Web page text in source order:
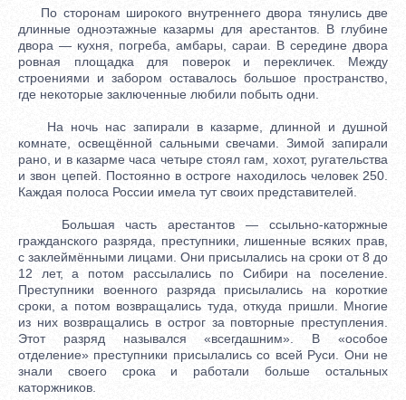
По сторонам широкого внутреннего двора тянулись две
длинные одноэтажные казармы для арестантов. В глубине
двора — кухня, погреба, амбары, сараи. В середине двора
ровная площадка для поверок и перекличек. Между
строениями и забором оставалось большое пространство,
где некоторые заключенные любили побыть одни.
На ночь нас запирали в казарме, длинной и душной
комнате, освещённой сальными свечами. Зимой запирали
рано, и в казарме часа четыре стоял гам, хохот, ругательства
и звон цепей. Постоянно в остроге находилось человек 250.
Каждая полоса России имела тут своих представителей.
Большая часть арестантов — ссыльно-каторжные
гражданского разряда, преступники, лишенные всяких прав,
с заклеймёнными лицами. Они присылались на сроки от 8 до
12 лет, а потом рассылались по Сибири на поселение.
Преступники военного разряда присылались на короткие
сроки, а потом возвращались туда, откуда пришли. Многие
из них возвращались в острог за повторные преступления.
Этот разряд назывался «всегдашним». В «особое
отделение» преступники присылались со всей Руси. Они не
знали своего срока и работали больше остальных
каторжников.